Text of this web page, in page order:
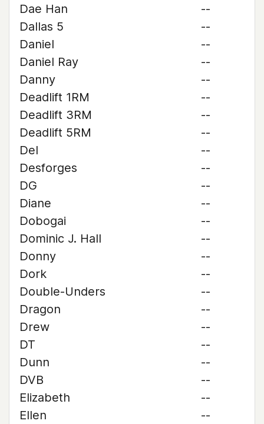
Dae Han
--
Dallas 5
--
Daniel
--
Daniel Ray
--
Danny
--
Deadlift 1RM
--
Deadlift 3RM
--
Deadlift 5RM
--
Del
--
Desforges
--
DG
--
Diane
--
Dobogai
--
Dominic J. Hall
--
Donny
--
Dork
--
Double-Unders
--
Dragon
--
Drew
--
DT
--
Dunn
--
DVB
--
Elizabeth
--
Ellen
--